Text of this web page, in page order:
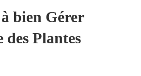
bien Gérer
des Plantes